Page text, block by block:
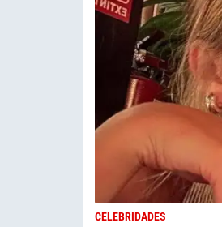
CELEBRIDADES